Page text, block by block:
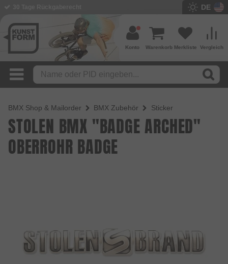
DE
Vergleich
Merkliste
Warenkorb
Konto
BMX Shop & Mailorder BMX Zubehör Sticker
STOLEN BMX "BADGE ARCHED"
OBERROHR BADGE